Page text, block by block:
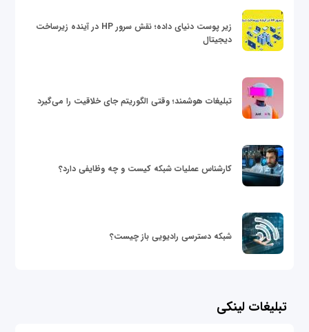
زیر پوست دنیای داده؛ نقش سرور HP در آینده زیرساخت
دیجیتال
تبلیغات هوشمند؛ وقتی الگوریتم جای خلاقیت را می‌گیرد
کارشناس عملیات شبکه کیست و چه وظایفی دارد؟
شبکه دسترسی رادیویی باز چیست؟
تبلیغات لینکی